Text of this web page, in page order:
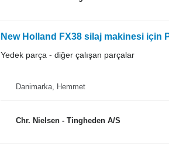
New Holland FX38 silaj makinesi için
Yedek parça - diğer çalışan parçalar
Danimarka, Hemmet
Chr. Nielsen - Tingheden A/S